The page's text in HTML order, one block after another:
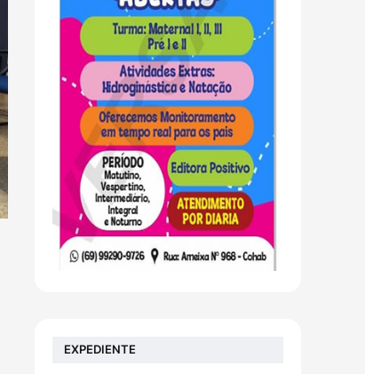
EXPEDIENTE